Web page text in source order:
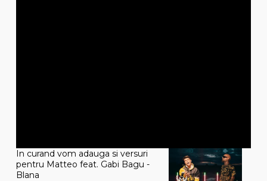
In curand vom adauga si versuri
pentru Matteo feat. Gabi Bagu -
Blana